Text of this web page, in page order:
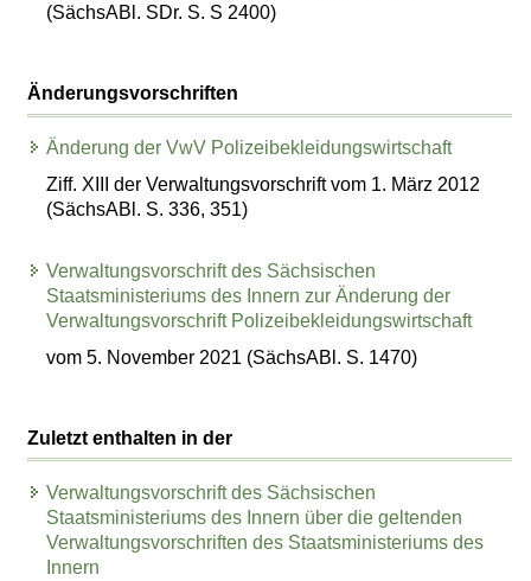
(SächsABl. SDr. S. S 2400)
Änderungsvorschriften
Änderung der VwV Polizeibekleidungswirtschaft
Ziff. XIII der Verwaltungsvorschrift vom 1. März 2012
(SächsABl. S. 336, 351)
Verwaltungsvorschrift des Sächsischen
Staatsministeriums des Innern zur Änderung der
Verwaltungsvorschrift Polizeibekleidungswirtschaft
vom 5. November 2021 (SächsABl. S. 1470)
Zuletzt enthalten in der
Verwaltungsvorschrift des Sächsischen
Staatsministeriums des Innern über die geltenden
Verwaltungsvorschriften des Staatsministeriums des
Innern